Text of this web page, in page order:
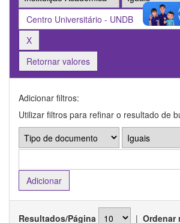
Retornar valores
Adicionar filtros:
Utilizar filtros para refinar o resultado de
Resultados/Página | Ordenar